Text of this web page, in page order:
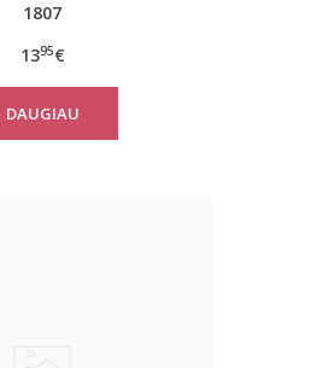
1807
1395€
DAUGIAU